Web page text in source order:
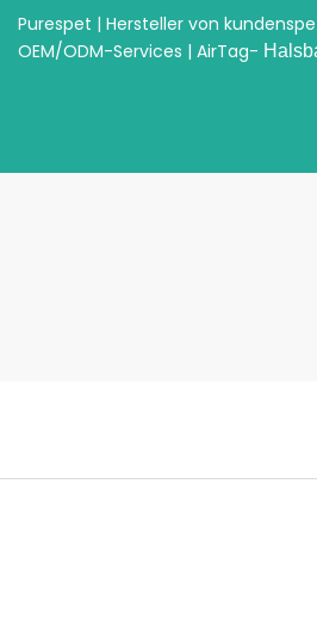
Purespet | Hersteller von
OEM/ODM-Services | AirTag-